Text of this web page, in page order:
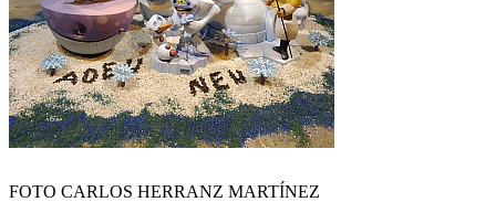
FOTO CARLOS HERRANZ MARTÍNEZ